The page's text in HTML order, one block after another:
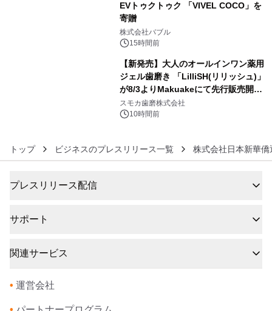
EVトゥクトゥク 「VIVEL COCO」を
寄贈
株式会社バブル
15時間前
【新発売】大人のオールインワン薬用
ジェル歯磨き 「LilliSH(リリッシュ)」
が8/3よりMakuakeにて先行販売開
始！
スモカ歯磨株式会社
10時間前
トップ ビジネスのプレスリリース一覧 株式会社日本新華僑
プレスリリース配信
サポート
関連サービス
• 運営会社